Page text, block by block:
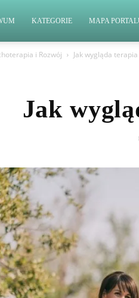
KATEGORIE MAPA
i Rozwój Jak wygląda
Jak